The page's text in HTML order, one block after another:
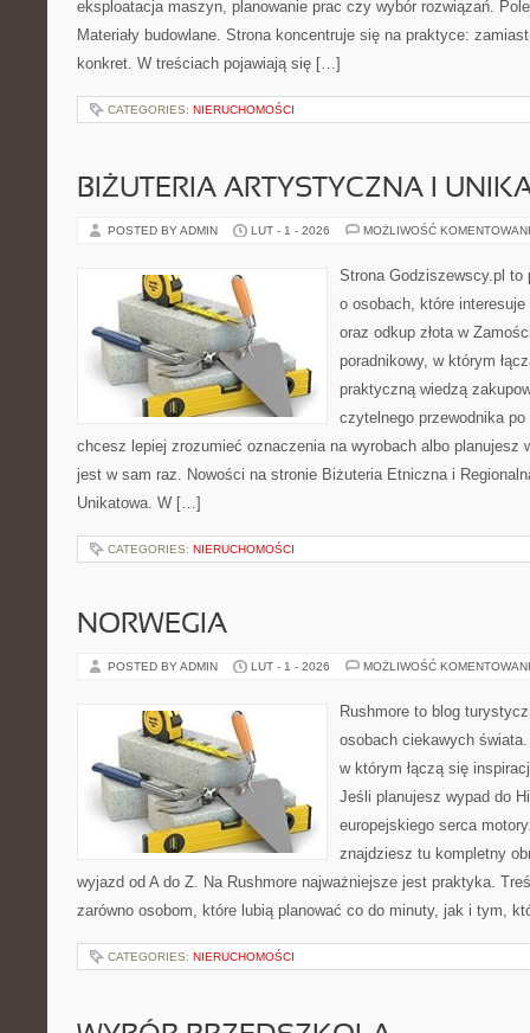
eksploatacja maszyn, planowanie prac czy wybór rozwiązań.
Materiały budowlane. Strona koncentruje się na praktyce:
konkret. W treściach pojawiają się […]
CATEGORIES: NIERUCHOMOŚCI
BIŻUTERIA ARTYSTYCZNA I
POSTED BY ADMIN LUT - 1 - 2026 MOŻLIWOŚĆ
Strona Godziszewscy.pl
o osobach, które
oraz odkup złota w
poradnikowy, w którym
praktyczną wiedzą
czytelnego przewodnika
chcesz lepiej zrozumieć oznaczenia na wyrobach albo planujesz
jest w sam raz. Nowości na stronie Biżuteria Etniczna i
Unikatowa. W […]
CATEGORIES: NIERUCHOMOŚCI
NORWEGIA
POSTED BY ADMIN LUT - 1 - 2026 MOŻLIWOŚĆ
Rushmore to blog
osobach ciekawych
w którym łączą się
Jeśli planujesz wypad do
europejskiego serca
znajdziesz tu kompletny
wyjazd od A do Z. Na Rushmore najważniejsze jest praktyka.
zarówno osobom, które lubią planować co do minuty, jak i tym,
CATEGORIES: NIERUCHOMOŚCI